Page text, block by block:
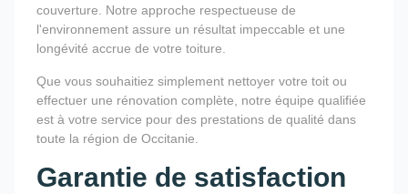
couverture. Notre approche respectueuse de
l'environnement assure un résultat impeccable et une
longévité accrue de votre toiture.
Que vous souhaitiez simplement nettoyer votre toit ou
effectuer une rénovation complète, notre équipe qualifiée
est à votre service pour des prestations de qualité dans
toute la région de Occitanie.
Garantie de satisfaction